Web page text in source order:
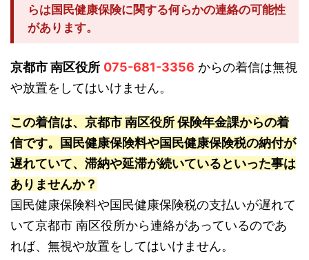
らは国民健康保険に関する何らかの連絡の可能性
があります。
京都市 南区役所 075-681-3356 からの着信は無視
や放置をしてはいけません。
この着信は、京都市 南区役所 保険年金課からの着
信です。国民健康保険料や国民健康保険税の納付が
遅れていて、滞納や延滞が続いているといった事は
ありませんか？
国民健康保険料や国民健康保険税の支払いが遅れて
いて京都市 南区役所から連絡があっているのであ
れば、無視や放置をしてはいけません。